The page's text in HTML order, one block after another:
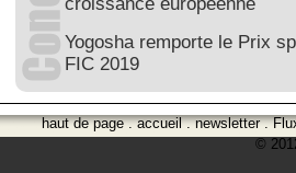
Yogosha remporte le Prix
FIC 2019
haut de page.accueil.newsletter.
©